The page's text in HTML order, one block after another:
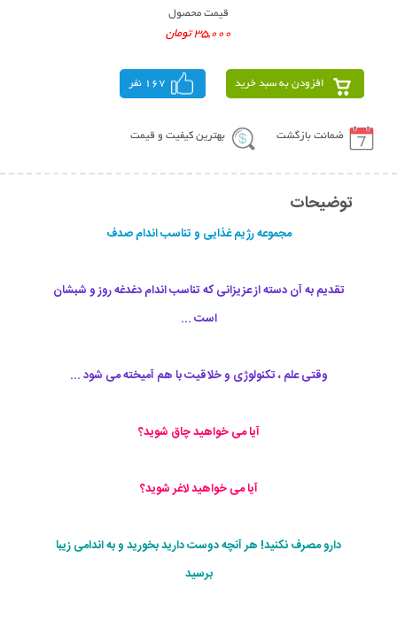
قیمت محصول
35,000 تومان
افزودن به سبد خرید 167 نفر
ضمانت بازگشت بهترین کیفیت و قیمت
توضیحات
مجموعه رژیم غذایی و تناسب اندام صدف
تقدیم به آن دسته از عزیزانی که تناسب اندام دغدغه روز و شبشان
است ...
وقتی علم ، تکنولوژی و خلاقیت با هم آمیخته می شود ...
آیا می خواهید چاق شوید؟
آیا می خواهید لاغر شوید؟
دارو مصرف نکنید! هر آنچه دوست دارید بخورید و به اندامی زیبا
برسید